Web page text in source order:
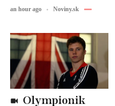
an hour ago Noviny.sk